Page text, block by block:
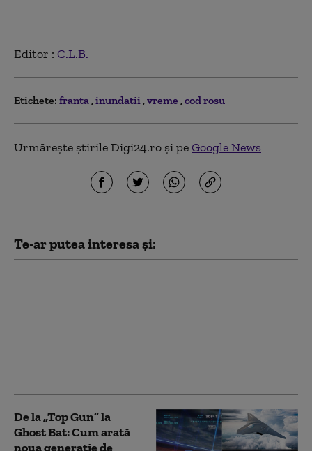
Editor : C.L.B.
Etichete: franta inundatii vreme cod rosu
Urmărește știrile Digi24.ro și peGoogle News
Te-ar putea interesa și:
De la „Top Gun” la
Ghost Bat: Cum arată
noua generație de